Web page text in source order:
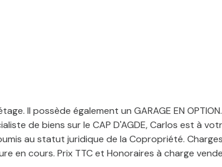
Il possède également un GARAGE EN
de biens sur le CAP D'AGDE, Carlos est à
au statut juridique de la Copropriété.
cours. Prix TTC et Honoraires à charge